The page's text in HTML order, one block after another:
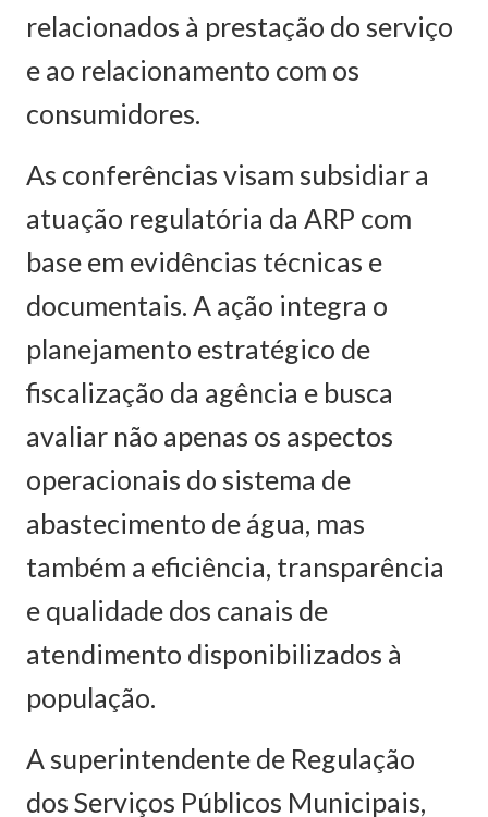
relacionados à prestação do serviço
e ao relacionamento com os
consumidores.
As conferências visam subsidiar a
atuação regulatória da ARP com
base em evidências técnicas e
documentais. A ação integra o
planejamento estratégico de
fiscalização da agência e busca
avaliar não apenas os aspectos
operacionais do sistema de
abastecimento de água, mas
também a eficiência, transparência
e qualidade dos canais de
atendimento disponibilizados à
população.
A superintendente de Regulação
dos Serviços Públicos Municipais,